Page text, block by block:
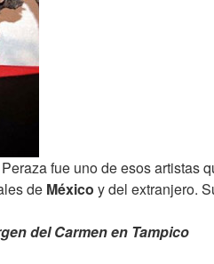
Peraza fue uno de esos artistas
de México y del extranjero.
del Carmen en Tampico